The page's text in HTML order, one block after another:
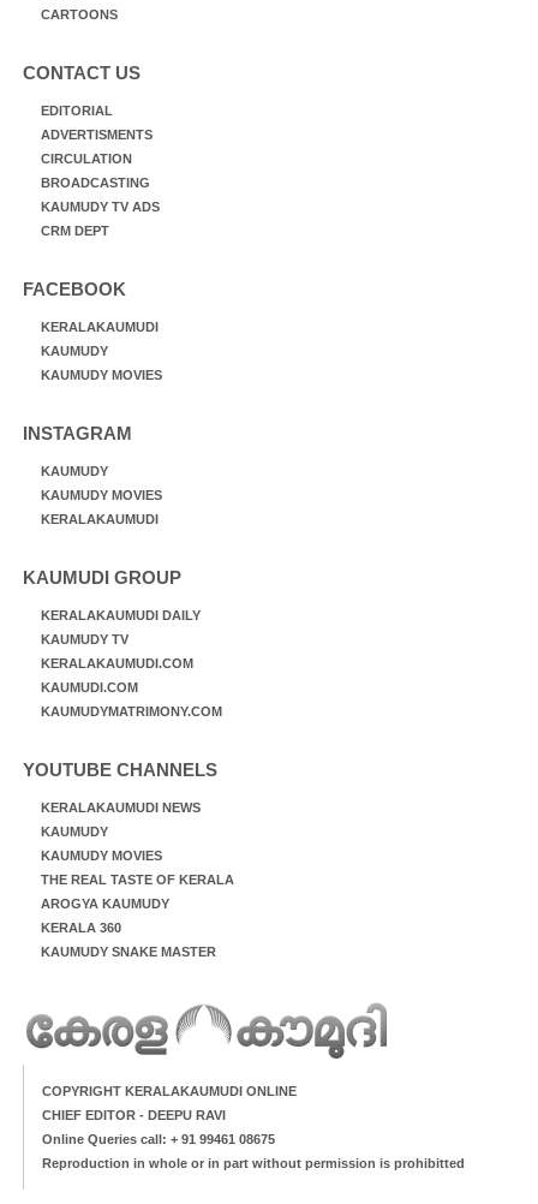
CARTOONS
CONTACT US
EDITORIAL
ADVERTISMENTS
CIRCULATION
BROADCASTING
KAUMUDY TV ADS
CRM DEPT
FACEBOOK
KERALAKAUMUDI
KAUMUDY
KAUMUDY MOVIES
INSTAGRAM
KAUMUDY
KAUMUDY MOVIES
KERALAKAUMUDI
KAUMUDI GROUP
KERALAKAUMUDI DAILY
KAUMUDY TV
KERALAKAUMUDI.COM
KAUMUDI.COM
KAUMUDYMATRIMONY.COM
YOUTUBE CHANNELS
KERALAKAUMUDI NEWS
KAUMUDY
KAUMUDY MOVIES
THE REAL TASTE OF KERALA
AROGYA KAUMUDY
KERALA 360
KAUMUDY SNAKE MASTER
COPYRIGHT KERALAKAUMUDI ONLINE
CHIEF EDITOR - DEEPU RAVI
Online Queries call: + 91 99461 08675
Reproduction in whole or in part without permission is prohibitted